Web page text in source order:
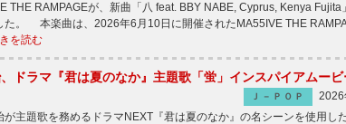
THE RAMPAGEが、新曲「八 feat. BBY NABE, Cyprus, Kenya Fujita
た。 本楽曲は、2026年6月10日に開催されたMA55IVE THE
を読む
ドラマ『君は夏のなか』主題歌「蛍」インスパイアムービ
Ｊ－ＰＯＰ
2026
主題歌を務めるドラマNEXT『君は夏のなか』の名シーンを使用し